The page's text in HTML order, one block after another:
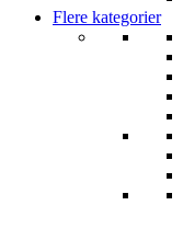
Flere kategorier